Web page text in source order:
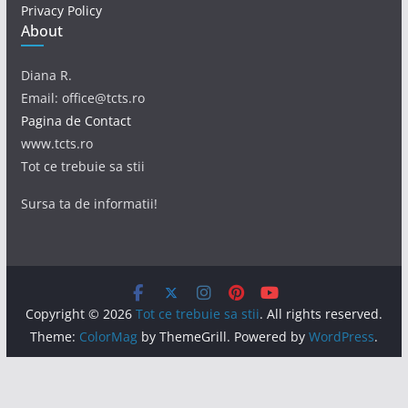
Privacy Policy
About
Diana R.
Email: office@tcts.ro
Pagina de Contact
www.tcts.ro
Tot ce trebuie sa stii
Sursa ta de informatii!
Copyright © 2026 Tot ce trebuie sa stii. All rights reserved.
Theme: ColorMagby ThemeGrill. Powered by WordPress.